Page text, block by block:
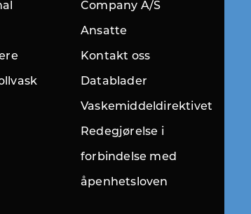
Company A/S
Ansatte
Kontakt oss
Datablader
Vaskemiddeldirektivet
Redegjørelse i
forbindelse med
åpenhetsloven